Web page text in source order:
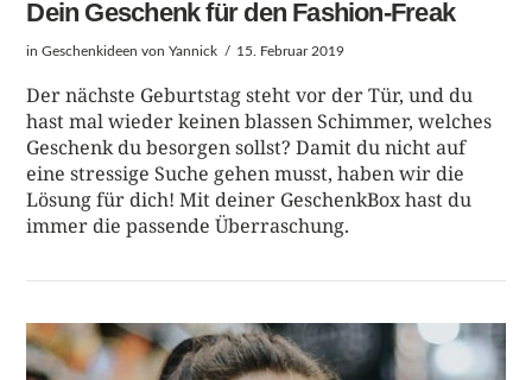
Dein Geschenk für den Fashion-Freak
inGeschenkideen von Yannick 15. Februar 2019
Der nächste Geburtstag steht vor der Tür, und du
hast mal wieder keinen blassen Schimmer, welches
Geschenk du besorgen sollst? Damit du nicht auf
eine stressige Suche gehen musst, haben wir die
Lösung für dich! Mit deiner GeschenkBox hast du
immer die passende Überraschung.